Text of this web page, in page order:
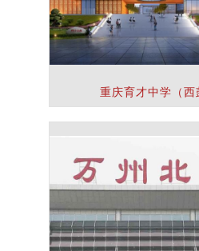
重庆育才中学（西